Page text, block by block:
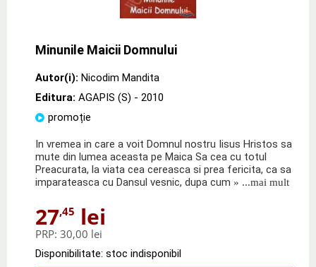
Minunile Maicii Domnului
Autor(i): Nicodim Mandita
Editura: AGAPIS (S) - 2010
promoție
In vremea in care a voit Domnul nostru Iisus Hristos sa
mute din lumea aceasta pe Maica Sa cea cu totul
Preacurata, la viata cea cereasca si prea fericita, ca sa
imparateasca cu Dansul vesnic, dupa cum » ...mai mult
27,45 lei
PRP: 30,00 lei
Disponibilitate: stoc indisponibil